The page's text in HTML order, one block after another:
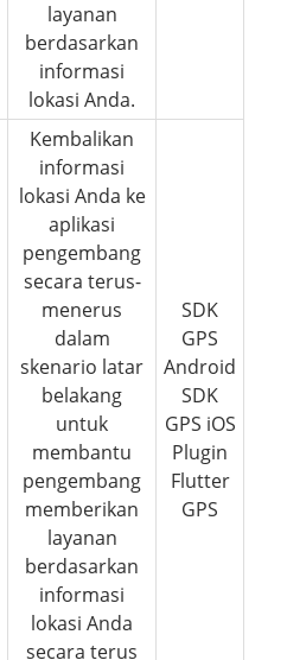
layanan
berdasarkan
informasi
lokasi Anda.
Kembalikan
informasi
lokasi Anda ke
aplikasi
pengembang
secara terus-
menerus
dalam
skenario latar
belakang
untuk
membantu
pengembang
memberikan
layanan
berdasarkan
informasi
lokasi Anda
secara terus
SDK
GPS
Android
SDK
GPS iOS
Plugin
Flutter
GPS